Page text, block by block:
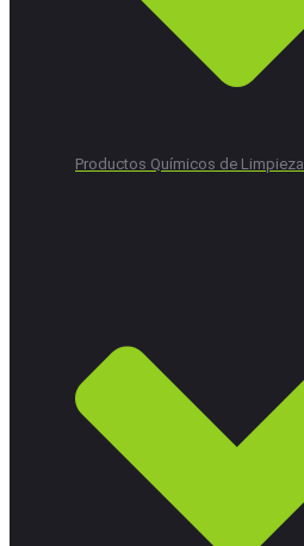
Productos Químicos de Limpieza